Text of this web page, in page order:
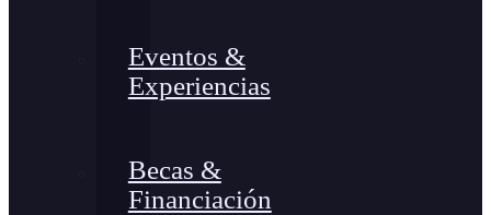
Eventos &
Experiencias
Becas &
Financiación